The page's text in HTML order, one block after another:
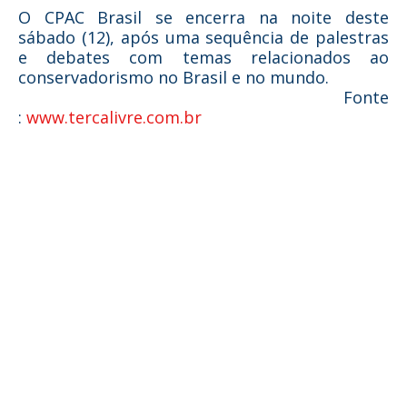
O CPAC Brasil se encerra na noite deste
sábado (12), após uma sequência de palestras
e debates com temas relacionados ao
conservadorismo no Brasil e no mundo.
Fonte
: www.tercalivre.com.br